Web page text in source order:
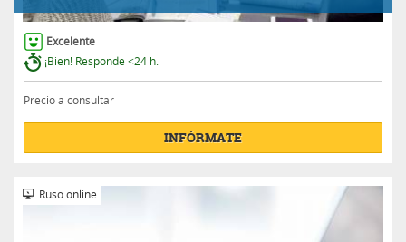
Excelente
¡Bien! Responde <24 h.
Precio a consultar
INFÓRMATE
Ruso online